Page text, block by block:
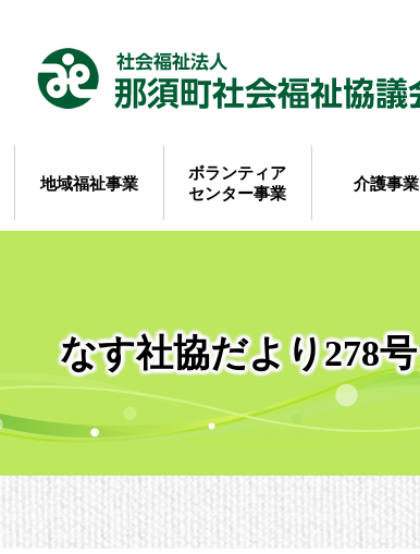
地域福祉事業
ボランティア
センター事業
介護事業
なす社協だより278号